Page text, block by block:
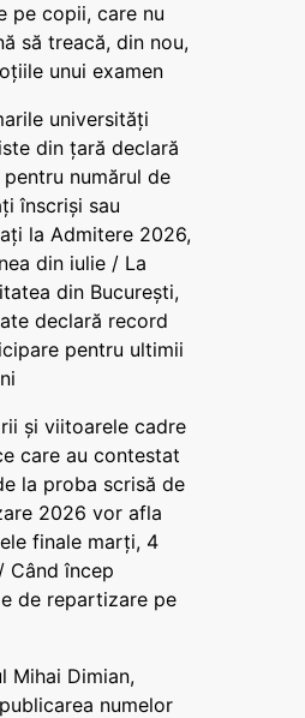
pe copii, care nu
să treacă, din nou,
unui examen
universități
din țară declară
numărul de
înscriși sau
la Admitere 2026,
din iulie / La
din București,
declară record
pentru ultimii
și viitoarele cadre
care au contestat
la proba scrisă de
2026 vor afla
finale marți, 4
Când încep
de repartizare pe
Mihai Dimian,
numelor